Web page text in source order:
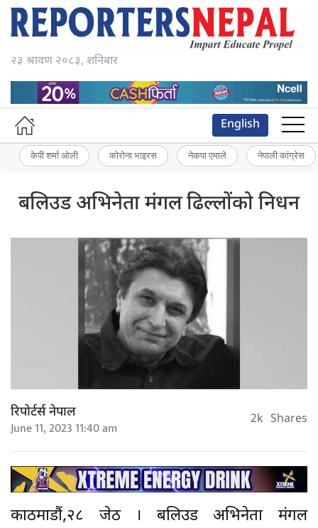
२३ श्रावण २०८३, शनिबार
English
केपी शर्मा ओली कोरोना भाइरस नेकपा एमाले नेपाली कांग्रेस
बलिउड अभिनेता मंगल ढिल्लोंको निधन
रिपोर्टर्स नेपाल
June 11, 2023 11:40 am 2k Shares
काठमाडौं,२८ जेठ । बलिउड अभिनेता मंगल